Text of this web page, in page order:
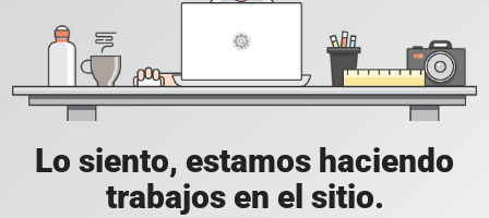
Lo siento, estamos haciendo
trabajos en el sitio.